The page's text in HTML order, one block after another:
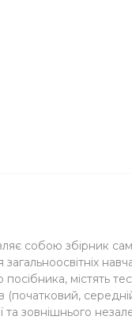
собою збірник
містять
та зовнішнього